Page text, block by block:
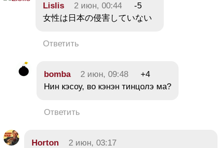
Lislis 2 июн, 00:44
-5
女性は日本の侵害していない
Ответить
bomba 2 июн, 09:48
+4
Нин кэсоу, во кэнэн тинцолэ ма?
Ответить
Horton
2 июн, 03:17